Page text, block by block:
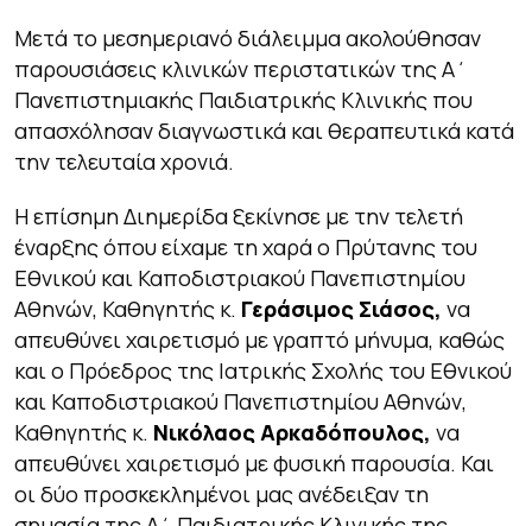
Μετά το μεσημεριανό διάλειμμα ακολούθησαν
παρουσιάσεις κλινικών περιστατικών της Α΄
Πανεπιστημιακής Παιδιατρικής Κλινικής που
απασχόλησαν διαγνωστικά και θεραπευτικά κατά
την τελευταία χρονιά.
Η επίσημη Διημερίδα ξεκίνησε με την τελετή
έναρξης όπου είχαμε τη χαρά ο Πρύτανης του
Εθνικού και Καποδιστριακού Πανεπιστημίου
Αθηνών, Καθηγητής κ. Γεράσιμος Σιάσος, να
απευθύνει χαιρετισμό με γραπτό μήνυμα, καθώς
και ο Πρόεδρος της Ιατρικής Σχολής του Εθνικού
και Καποδιστριακού Πανεπιστημίου Αθηνών,
Καθηγητής κ. Νικόλαος Αρκαδόπουλος, να
απευθύνει χαιρετισμό με φυσική παρουσία. Και
οι δύο προσκεκλημένοι μας ανέδειξαν τη